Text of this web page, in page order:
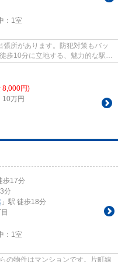
： 1室
所があります。防犯対策もバッ
歩10分に立地する、魅力的な駅近
8,000円)
10万円
歩17分
分
」駅 徒歩18分
： 1室
の物件はマンションです。片町線